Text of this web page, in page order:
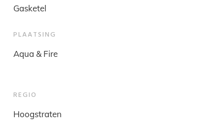
Gasketel
PLAATSING
Aqua & Fire
REGIO
Hoogstraten